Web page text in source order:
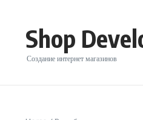
Shop
Создание интернет магазинов